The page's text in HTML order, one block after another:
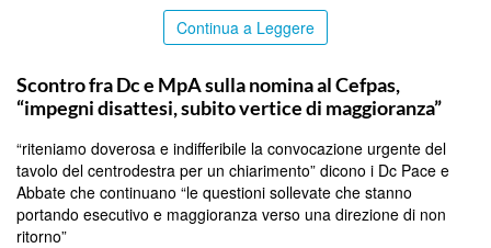
Continua a Leggere
Scontro fra Dc e MpA sulla nomina al Cefpas,
“impegni disattesi, subito vertice di maggioranza”
“riteniamo doverosa e indifferibile la convocazione urgente del
tavolo del centrodestra per un chiarimento” dicono i Dc Pace e
Abbate che continuano “le questioni sollevate che stanno
portando esecutivo e maggioranza verso una direzione di non
ritorno”